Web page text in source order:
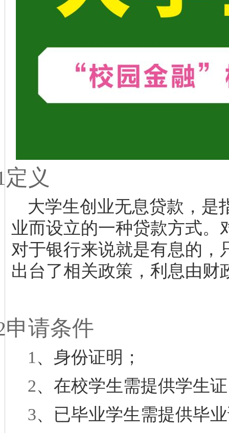
定义
大学生创业无息贷款，是
业而设立的一种贷款方式。
对于银行来说就是有息的，
出台了相关政策，利息由财
申请条件
1 、身份证明；
2、在校学生需提供学生
3、已毕业学生需提供毕